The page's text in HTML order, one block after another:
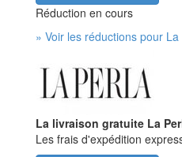
Réduction en cours
» Voir les réductions pour La
La livraison gratuite La
Les frais d'expédition